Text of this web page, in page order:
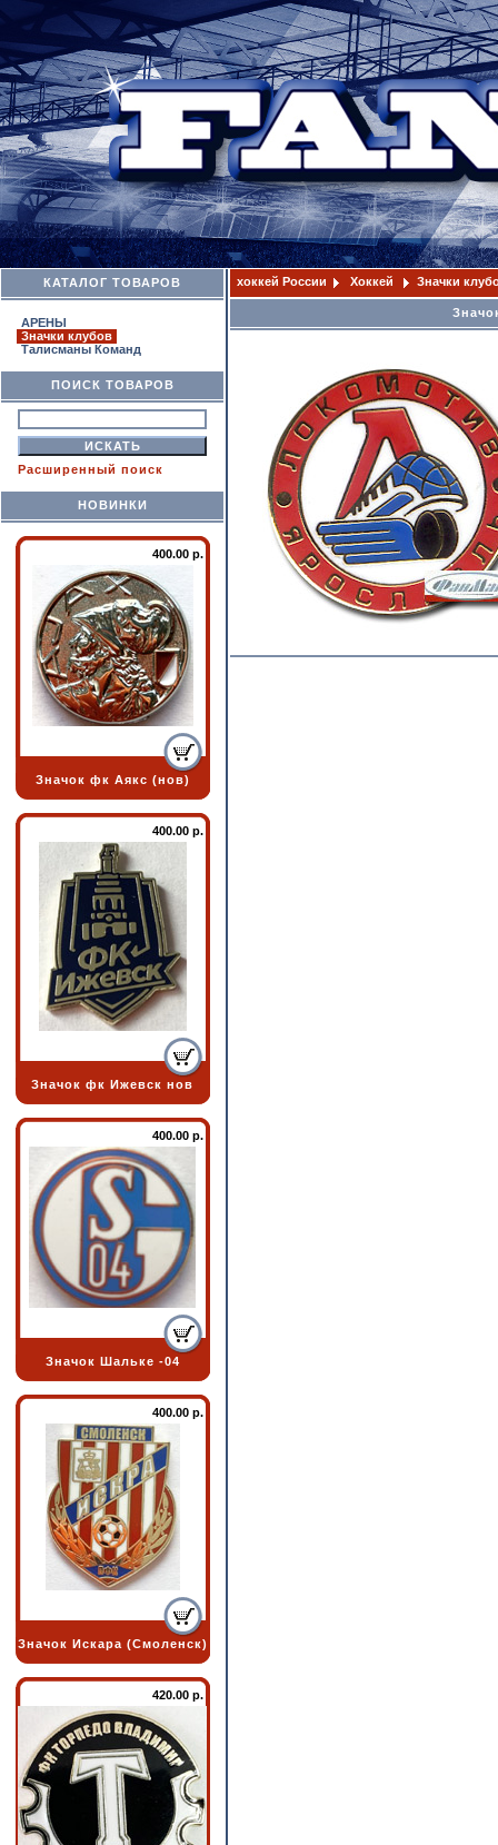
КАТАЛОГ ТОВАРОВ
АРЕНЫ
Значки клубов
Талисманы Команд
ПОИСК ТОВАРОВ
Расширенный поиск
НОВИНКИ
400.00 р.
Значок фк Аякс (нов)
400.00 р.
Значок фк Ижевск нов
400.00 р.
Значок Шальке -04
400.00 р.
Значок Искара (Смоленск)
420.00 р.
хоккей России Хоккей Значки